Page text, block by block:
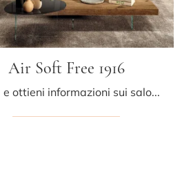
Air Soft Free 1916
Clicca e ottieni informazioni sui salotti design di Lago! Differenti modelli di divani, come Air Soft Free 1916, ti attendono.